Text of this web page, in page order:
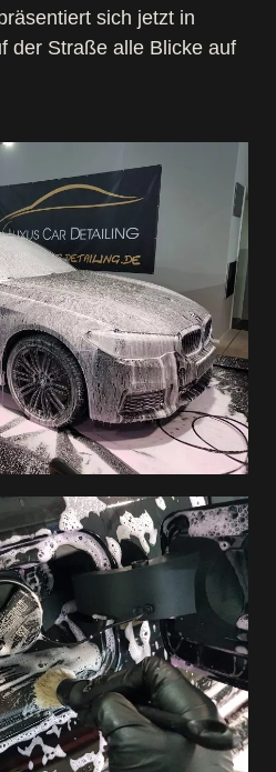
sich jetzt in
der Straße alle Blicke auf